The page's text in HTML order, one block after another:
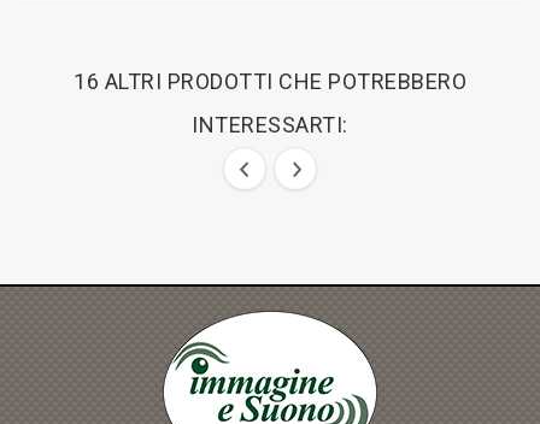
16 ALTRI PRODOTTI CHE POTREBBERO
INTERESSARTI: